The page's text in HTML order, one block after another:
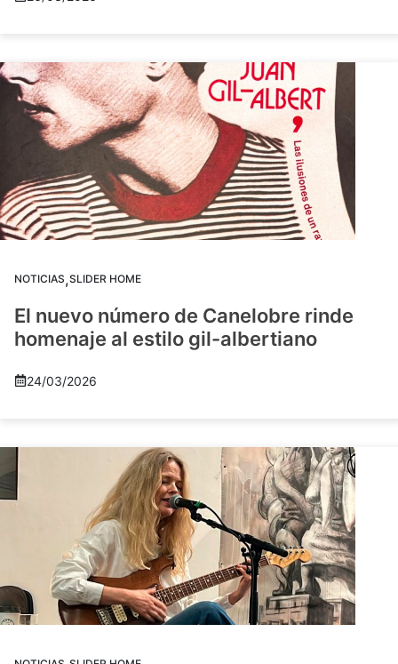
NOTICIAS,SLIDER HOME
El nuevo número de Canelobre rinde
homenaje al estilo gil-albertiano
24/03/2026